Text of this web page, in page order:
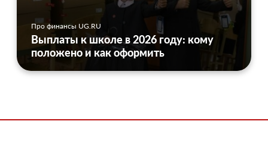
Про финансы UG.RU
Выплаты к школе в 2026 году: кому
положено и как оформить